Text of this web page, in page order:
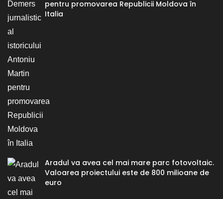
pentru promovarea Republicii Moldova în
Italia
Aradul va avea cel mai mare parc fotovoltaic.
Valoarea proiectului este de 800 milioane de
euro